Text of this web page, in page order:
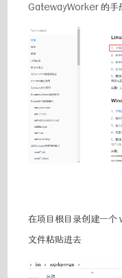
GatewayWorker 的手
在项目根目录创建一
文件粘贴进去